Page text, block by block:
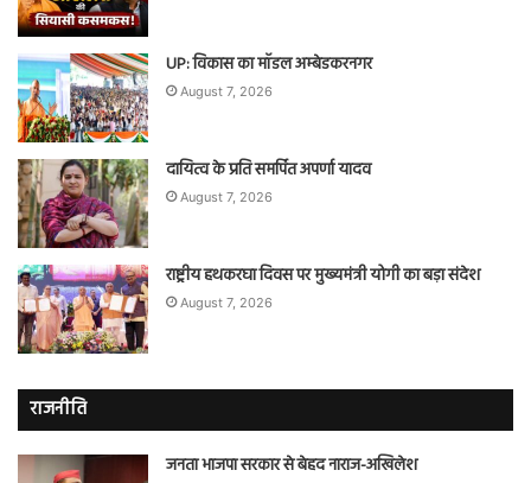
UP: विकास का मॉडल अम्बेडकरनगर
August 7, 2026
दायित्व के प्रति समर्पित अपर्णा यादव
August 7, 2026
राष्ट्रीय हथकरघा दिवस पर मुख्यमंत्री योगी का बड़ा संदेश
August 7, 2026
राजनीति
जनता भाजपा सरकार से बेहद नाराज-अखिलेश